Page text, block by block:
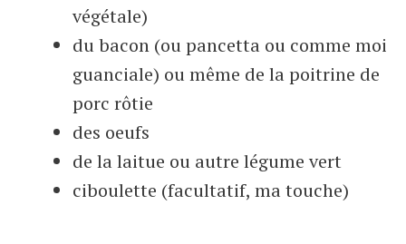
végétale)
du bacon (ou pancetta ou comme moi
guanciale) ou même de la poitrine de
porc rôtie
des oeufs
de la laitue ou autre légume vert
ciboulette (facultatif, ma touche)